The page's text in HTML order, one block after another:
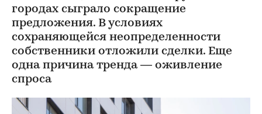
городах сыграло сокращение
предложения. В условиях
сохраняющейся неопределенности
собственники отложили сделки. Еще
одна причина тренда — оживление
спроса